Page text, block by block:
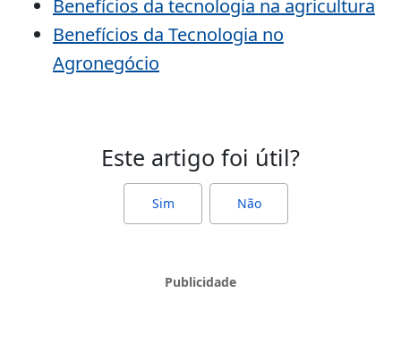
Benefícios da tecnologia na agricultura
Benefícios da Tecnologia no
Agronegócio
Este artigo foi útil?
Sim Não